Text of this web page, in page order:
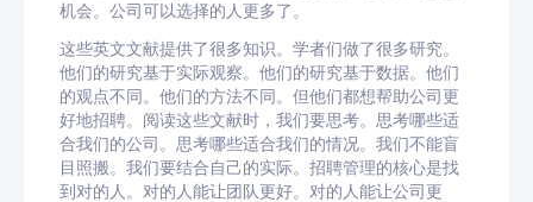
机会。公司可以选择的人更多了。
这些英文文献提供了很多知识。学者们做了很多研究。
他们的研究基于实际观察。他们的研究基于数据。他们
的观点不同。他们的方法不同。但他们都想帮助公司更
好地招聘。阅读这些文献时，我们要思考。思考哪些适
合我们的公司。思考哪些适合我们的情况。我们不能盲
目照搬。我们要结合自己的实际。招聘管理的核心是找
到对的人。对的人能让团队更好。对的人能让公司更